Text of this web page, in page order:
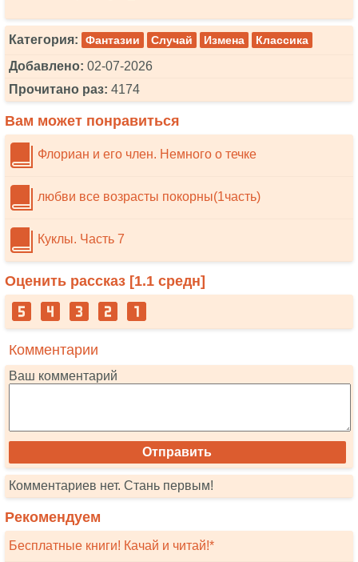
Категория: Фантазии Случай Измена Классика
Добавлено: 02-07-2026
Прочитано раз: 4174
Вам может понравиться
Флориан и его член. Немного о течке
любви все возрасты покорны(1часть)
Куклы. Часть 7
Оценить рассказ [1.1 средн]
Комментарии
Ваш комментарий
Комментариев нет. Стань первым!
Рекомендуем
Бесплатные книги! Качай и читай!*